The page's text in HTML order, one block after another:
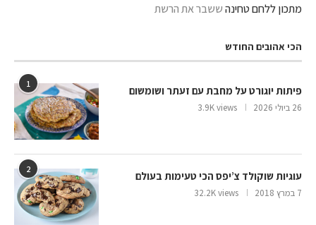
מתכון ללחם טחינהששבר את הרשת
הכי אהובים החודש
1
פיתות יוגורט על מחבת עם זעתר ושומשום
26 ביולי 2026 3.9K views
2
עוגיות שוקולד צ’יפס הכי טעימות בעולם
7 במרץ 2018 32.2K views